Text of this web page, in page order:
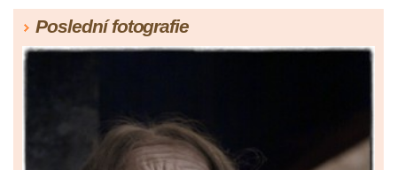
Poslední fotografie